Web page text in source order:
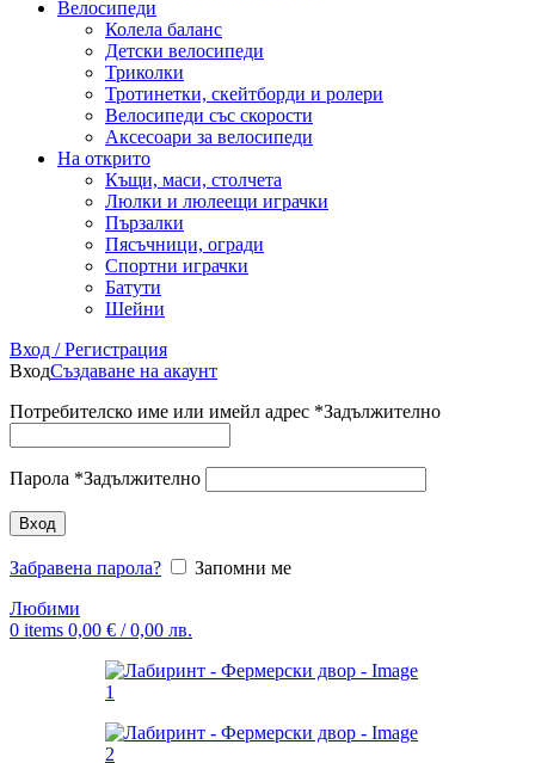
Велосипеди
Колела баланс
Детски велосипеди
Триколки
Тротинетки, скейтборди и ролери
Велосипеди със скорости
Аксесоари за велосипеди
На открито
Къщи, маси, столчета
Люлки и люлеещи играчки
Пързалки
Пясъчници, огради
Спортни играчки
Батути
Шейни
Вход / Регистрация
ВходСъздаване на акаунт
Потребителско име или имейл адрес *Задължително
Парола *Задължително
Вход
Забравена парола?
Запомни ме
Любими
0 items 0,00 € / 0,00 лв.